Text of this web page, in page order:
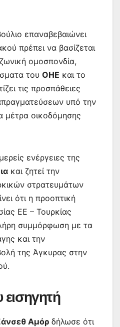
επαναβεβαιώνει
πρέπει να βασίζεται
ομοσπονδία,
του ΟΗΕ και το
τις προσπάθειες
υπό την
μέτρα οικοδόμησης
ενέργειες της
και ζητεί την
στρατευμάτων
ότι η προοπτική
ΕΕ – Τουρκίας
συμμόρφωση με τα
και την
της Άγκυρας στην
Αμόρ δήλωσε ότι